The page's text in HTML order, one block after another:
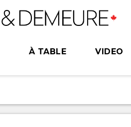
À TABLE VIDEO